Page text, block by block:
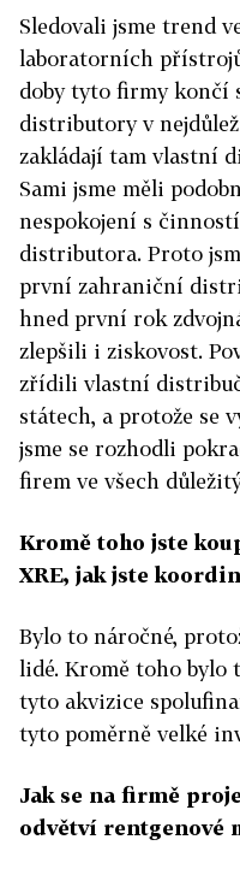
Sledovali jsme trend
laboratorních
doby tyto firmy končí
distributory v
zakládají tam vlastní
Sami jsme měli
nespokojení s
distributora. Proto
první zahraniční
hned první rok
zlepšili i ziskovost.
zřídili vlastní
státech, a protože se
jsme se rozhodli
firem ve všech
Kromě toho jste
XRE, jak jste
Bylo to náročné,
lidé. Kromě toho bylo
tyto akvizice
tyto poměrně velké
Jak se na firmě
odvětví rentgenové